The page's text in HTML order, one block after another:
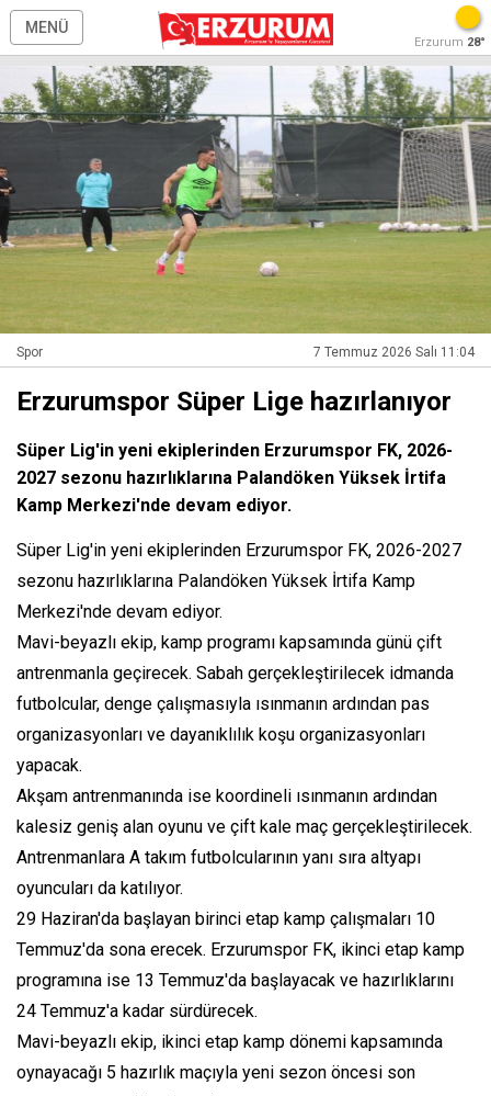
MENÜ
Erzurum 28°
Spor 7 Temmuz 2026 Salı 11:04
Erzurumspor Süper Lige hazırlanıyor
Süper Lig'in yeni ekiplerinden Erzurumspor FK, 2026-
2027 sezonu hazırlıklarına Palandöken Yüksek İrtifa
Kamp Merkezi'nde devam ediyor.
Süper Lig'in yeni ekiplerinden Erzurumspor FK, 2026-2027
sezonu hazırlıklarına Palandöken Yüksek İrtifa Kamp
Merkezi'nde devam ediyor.
Mavi-beyazlı ekip, kamp programı kapsamında günü çift
antrenmanla geçirecek. Sabah gerçekleştirilecek idmanda
futbolcular, denge çalışmasıyla ısınmanın ardından pas
organizasyonları ve dayanıklılık koşu organizasyonları
yapacak.
Akşam antrenmanında ise koordineli ısınmanın ardından
kalesiz geniş alan oyunu ve çift kale maç gerçekleştirilecek.
Antrenmanlara A takım futbolcularının yanı sıra altyapı
oyuncuları da katılıyor.
29 Haziran'da başlayan birinci etap kamp çalışmaları 10
Temmuz'da sona erecek. Erzurumspor FK, ikinci etap kamp
programına ise 13 Temmuz'da başlayacak ve hazırlıklarını
24 Temmuz'a kadar sürdürecek.
Mavi-beyazlı ekip, ikinci etap kamp dönemi kapsamında
oynayacağı 5 hazırlık maçıyla yeni sezon öncesi son